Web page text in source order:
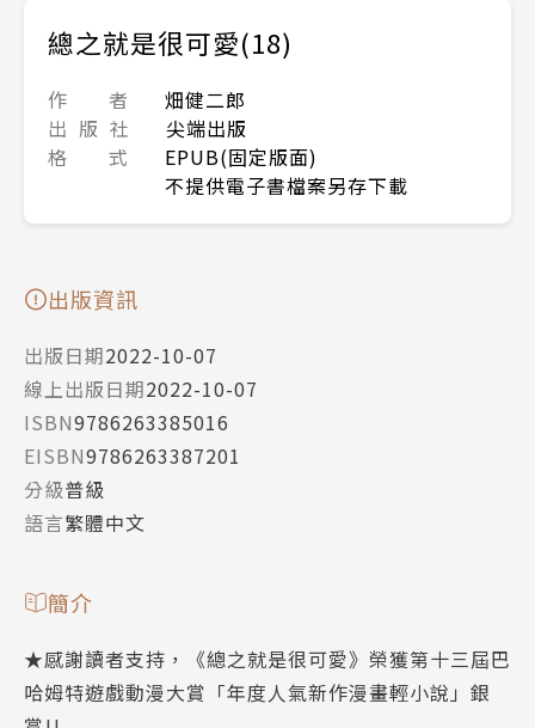
總之就是很可愛(18)
作 者
畑健二郎
出 版 社
尖端出版
格 式
EPUB(固定版面)
不提供電子書檔案另存下載
出版資訊
出版日期2022-10-07
線上出版日期2022-10-07
ISBN9786263385016
EISBN9786263387201
分級普級
語言繁體中文
簡介
★感謝讀者支持，《總之就是很可愛》榮獲第十三屆巴
哈姆特遊戲動漫大賞「年度人氣新作漫畫輕小說」銀